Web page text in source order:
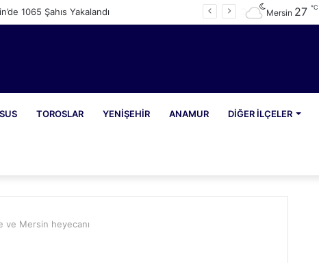
1065 Şahıs Yakalandı Mersin 27 ℃
TOROSLAR YENIŞEHIR ANAMUR DIĞER İLÇELER
ve Mersin heyecanı